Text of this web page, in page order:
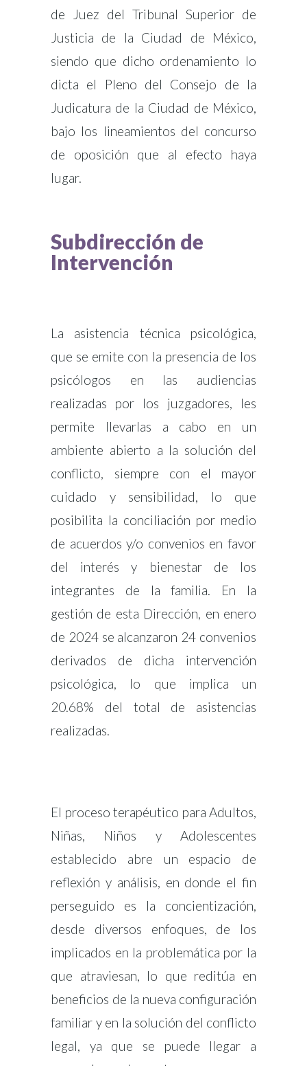
de Juez del Tribunal Superior de
Justicia de la Ciudad de México,
siendo que dicho ordenamiento lo
dicta el Pleno del Consejo de la
Judicatura de la Ciudad de México,
bajo los lineamientos del concurso
de oposición que al efecto haya
lugar.
Subdirección de
Intervención
La asistencia técnica psicológica,
que se emite con la presencia de los
psicólogos en las audiencias
realizadas por los juzgadores, les
permite llevarlas a cabo en un
ambiente abierto a la solución del
conflicto, siempre con el mayor
cuidado y sensibilidad, lo que
posibilita la conciliación por medio
de acuerdos y/o convenios en favor
del interés y bienestar de los
integrantes de la familia. En la
gestión de esta Dirección, en enero
de 2024 se alcanzaron 24 convenios
derivados de dicha intervención
psicológica, lo que implica un
20.68% del total de asistencias
realizadas.
El proceso terapéutico para Adultos,
Niñas, Niños y Adolescentes
establecido abre un espacio de
reflexión y análisis, en donde el fin
perseguido es la concientización,
desde diversos enfoques, de los
implicados en la problemática por la
que atraviesan, lo que reditúa en
beneficios de la nueva configuración
familiar y en la solución del conflicto
legal, ya que se puede llegar a